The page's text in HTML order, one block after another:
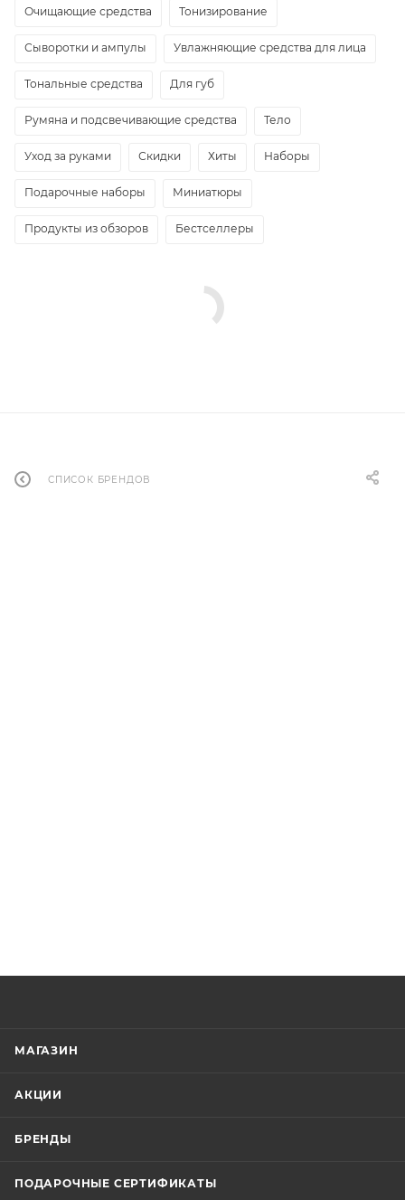
Очищающие средства Тонизирование
Сыворотки и ампулы Увлажняющие средства для лица
Тональные средства Для губ
Румяна и подсвечивающие средства Тело
Уход за руками Скидки Хиты Наборы
Подарочные наборы Миниатюры
Продукты из обзоров Бестселлеры
СПИСОК БРЕНДОВ
МАГАЗИН
АКЦИИ
БРЕНДЫ
ПОДАРОЧНЫЕ СЕРТИФИКАТЫ